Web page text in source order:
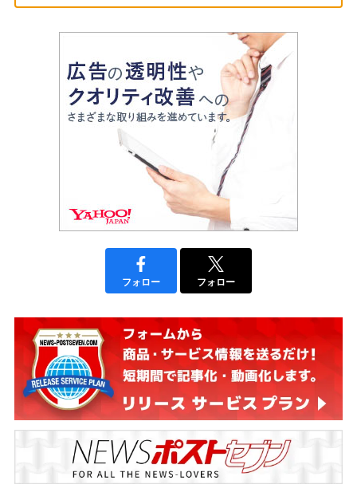
フォロー フォロー